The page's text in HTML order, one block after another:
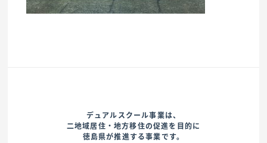
デュアルスクール事業は、
二地域居住・地方移住の促進を目的に
徳島県が推進する事業です。